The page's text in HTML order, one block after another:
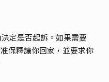
定是否起訴。如果需要
保釋讓你回家，並要求你